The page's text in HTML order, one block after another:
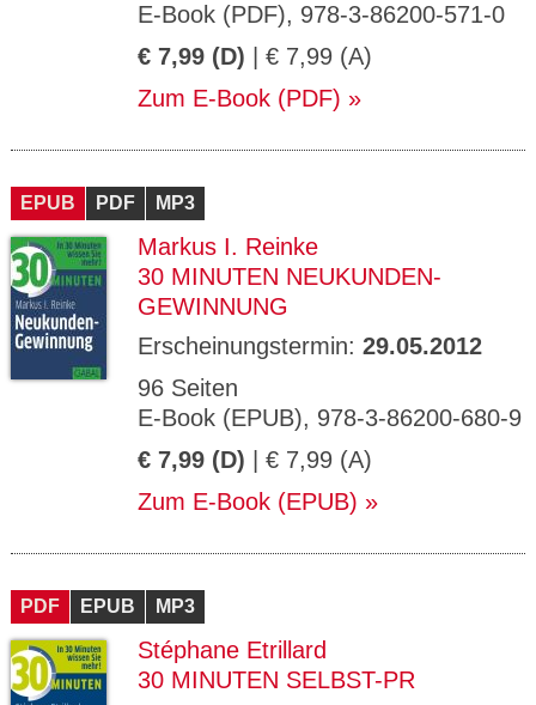
E-Book (PDF), 978-3-86200-571-0
€ 7,99 (D) | € 7,99 (A)
Zum E-Book (PDF)
EPUB PDF MP3
Markus I. Reinke
30 MINUTEN NEUKUNDEN-
GEWINNUNG
Erscheinungstermin: 29.05.2012
96 Seiten
E-Book (EPUB), 978-3-86200-680-9
€ 7,99 (D) | € 7,99 (A)
Zum E-Book (EPUB)
PDF EPUB MP3
Stéphane Etrillard
30 MINUTEN SELBST-PR